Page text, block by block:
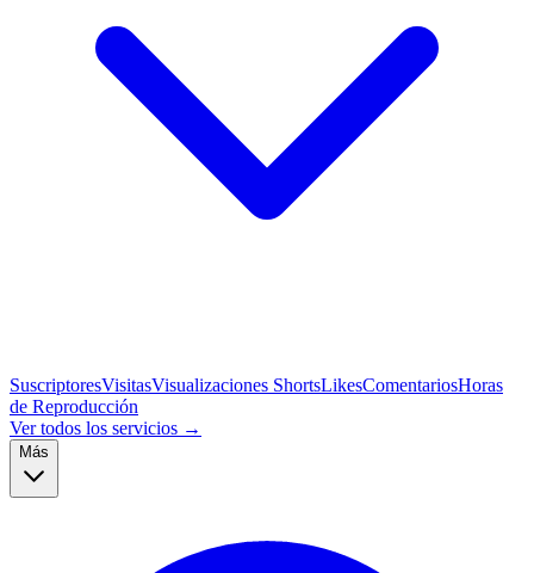
SuscriptoresVisitasVisualizaciones ShortsLikesComentariosHoras
de Reproducción
Ver todos los servicios →
Más